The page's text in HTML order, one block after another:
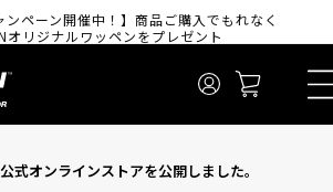
ンペーン開催中！】商品ご購入でもれなく
オリジナルワッペンをプレゼント
ロ
グ
イ
ン
ー
式オンラインストアを公開しました。